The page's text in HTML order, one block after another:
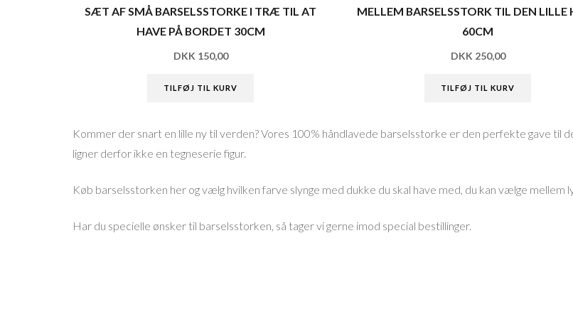
SÆT AF SMÅ BARSELSSTORKE I TRÆ TIL AT
HAVE PÅ BORDET 30CM
DKK 150,00
TILFØJ TIL KURV
MELLEM BARSELSSTORK TIL DEN LILLE
60CM
DKK 250,00
TILFØJ TIL KURV
Kommer der snart en lille ny til verden? Vores 100% håndlavede barselsstorke er den perfekte gave
ligner derfor ikke en tegneserie figur.
Køb barselsstorken her og vælg hvilken farve slynge med dukke du skal have med, du kan vælge mellem
Har du specielle ønsker til barselsstorken, så tager vi gerne imod special bestillinger.